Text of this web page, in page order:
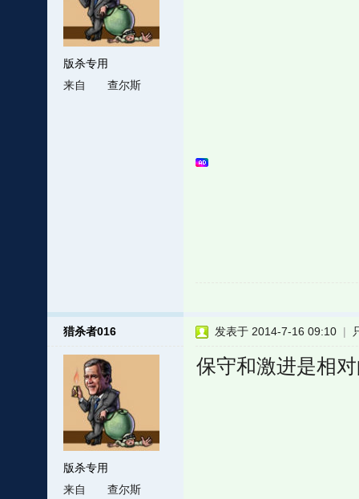
版杀专用
来自
查尔斯
猎杀者016
版杀专用
来自
查尔斯
发表于 2014-7-16 09:10 |
保守和激进是相